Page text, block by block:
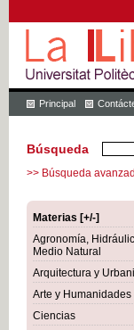
Principal
Búsqueda
>> Búsqueda
Materias [+/-]
Agronomía,
Medio Natural
Arquitectura y
Arte y Humanidades
Ciencias